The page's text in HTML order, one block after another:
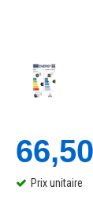
Prix unitaire